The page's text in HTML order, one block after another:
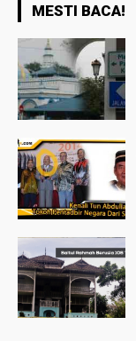
MESTI BACA!